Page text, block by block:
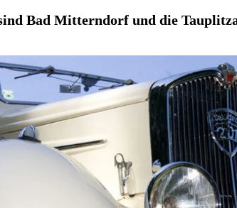
Bad Mitterndorf und die